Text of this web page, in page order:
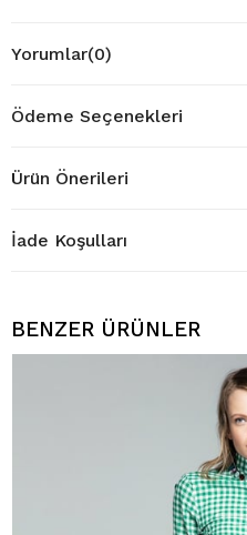
Yorumlar(0)
Ödeme Seçenekleri
Ürün Önerileri
İade Koşulları
BENZER ÜRÜNLER